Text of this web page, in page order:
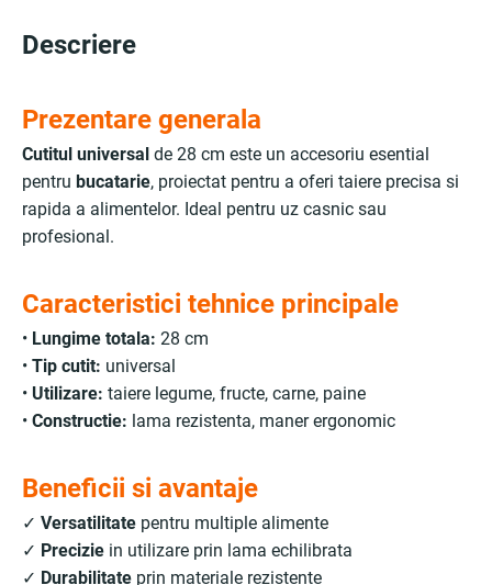
Descriere
Prezentare generala
Cutitul universal de 28 cm este un accesoriu esential
pentru bucatarie, proiectat pentru a oferi taiere precisa si
rapida a alimentelor. Ideal pentru uz casnic sau
profesional.
Caracteristici tehnice principale
• Lungime totala: 28 cm
• Tip cutit: universal
• Utilizare: taiere legume, fructe, carne, paine
• Constructie: lama rezistenta, maner ergonomic
Beneficii si avantaje
✓ Versatilitate pentru multiple alimente
✓ Precizie in utilizare prin lama echilibrata
✓ Durabilitate prin materiale rezistente